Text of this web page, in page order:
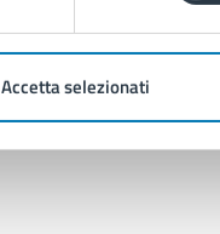
Accetta selezionati